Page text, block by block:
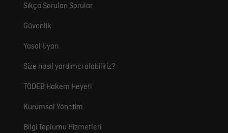
Sıkça Sorulan Sorular
Güvenlik
Yasal Uyarı
Size nasıl yardımcı olabiliriz?
TÖDEB Hakem Heyeti
Kurumsal Yönetim
Bilgi Toplumu Hizmetleri